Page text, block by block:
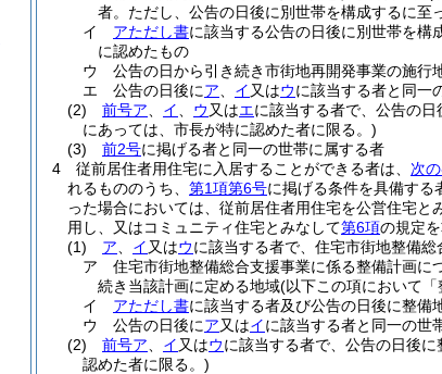
者。 ただし、公告の日後に別世帯を構成するに至
イ
アただし書に該当する公告の日後に別世帯を構
に認めたもの
ウ
公告の日から引き続き市街地再開発事業の施
エ
公告の日後にア イ 又はウに該当する者と同一
(2)
前号ア イ ウ 又はエに該当する者で、公告の
にあっては、市長が特に認めた者に限る。)
(3)
前2号に掲げる者と同一の世帯に属する者
4
従前居住者用住宅に入居することができる者は、 次
れるもののうち、 第1項第6号に掲げる条件を具備する
った場合においては、従前居住者用住宅を公営住宅と
用し、又はコミュニティ住宅とみなして第6項の規定を
(1)
ア イ 又はウに該当する者で、住宅市街地整備
ア
住宅市街地整備総合支援事業に係る整備計画に
続き当該計画に定める地域(以下この項において
イ
アただし書に該当する者及び公告の日後に整備
ウ
公告の日後にア又はイに該当する者と同一の世
(2)
前号ア イ 又はウに該当する者で、公告の日後
認めた者に限る。)